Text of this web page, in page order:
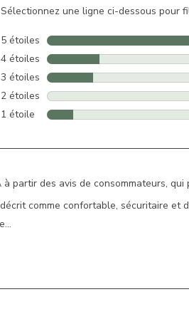
Sélectionnez une ligne ci-dessous pour
5 étoiles étoiles
4 étoiles étoiles
3 étoiles étoiles
2 étoiles étoiles
1 étoile étoiles